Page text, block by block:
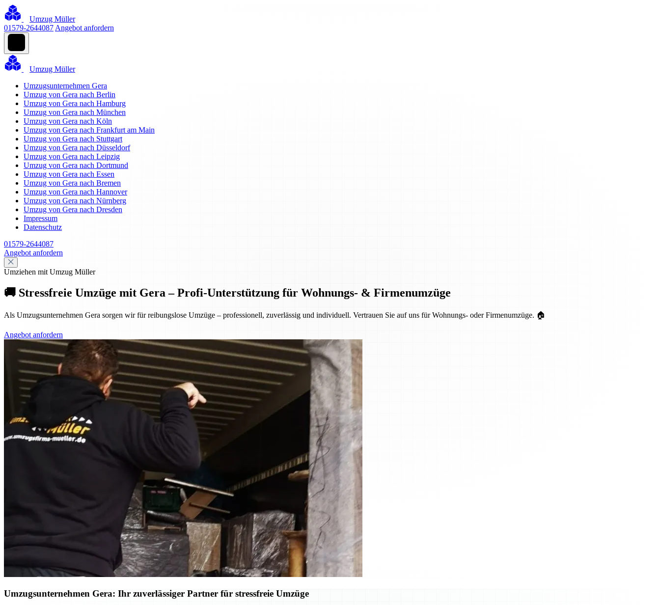
Umzug Müller
01579-2644087 Angebot anfordern
Umzug Müller
Umzugsunternehmen Gera
Umzug von Gera nach Berlin
Umzug von Gera nach Hamburg
Umzug von Gera nach München
Umzug von Gera nach Köln
Umzug von Gera nach Frankfurt am Main
Umzug von Gera nach Stuttgart
Umzug von Gera nach Düsseldorf
Umzug von Gera nach Leipzig
Umzug von Gera nach Dortmund
Umzug von Gera nach Essen
Umzug von Gera nach Bremen
Umzug von Gera nach Hannover
Umzug von Gera nach Nürnberg
Umzug von Gera nach Dresden
Impressum
Datenschutz
01579-2644087
Angebot anfordern
Umziehen mit Umzug Müller
🚚 Stressfreie Umzüge mit Gera – Profi-Unterstützung für Wohnungs- & Firmenumzüge
Als Umzugsunternehmen Gera sorgen wir für reibungslose Umzüge – professionell, zuverlässig und individuell. Vertrauen Sie auf uns für Wohnungs- oder Firmenumzüge. 🏠
Angebot anfordern
Umzugsunternehmen Gera: Ihr zuverlässiger Partner für stressfreie Umzüge